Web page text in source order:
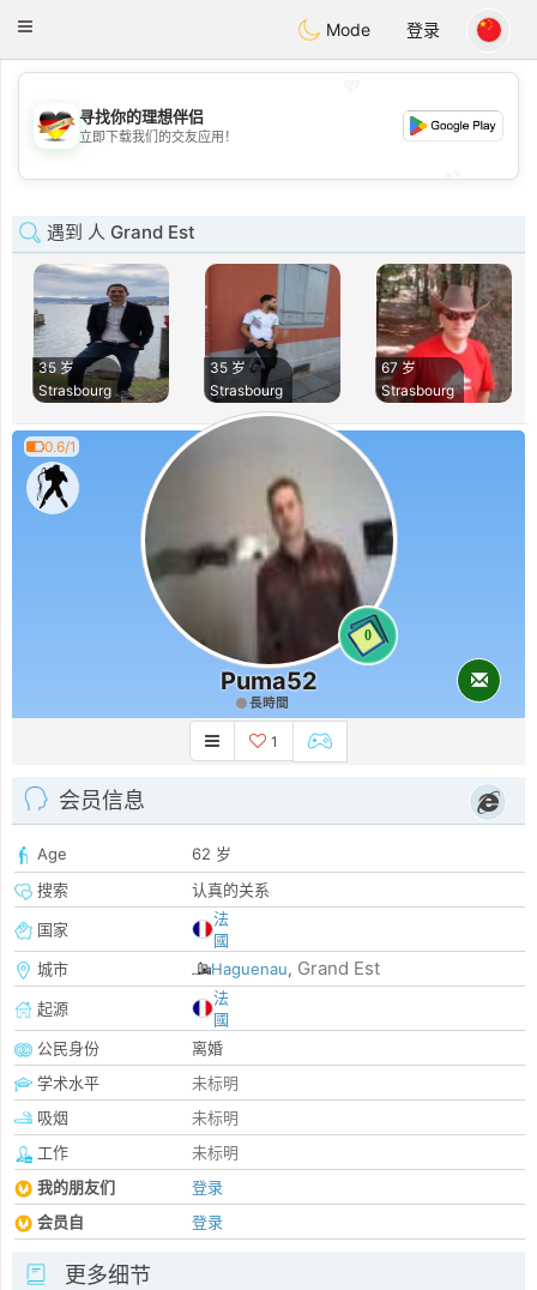
Dating
Toggle
Mode 登录
💖
💕
寻找你的理想伴侣
立即下载我们的交友应用！
遇到 人 Grand Est
35 岁
Strasbourg
35 岁
Strasbourg
67 岁
Strasbourg
0.6/1
0
Puma52
長時間
1
会员信息
Age
62 岁
搜索
认真的关系
国家
法
國
城市
Haguenau, Grand Est
起源
法
國
公民身份
离婚
学术水平
未标明
吸烟
未标明
工作
未标明
我的朋友们
登录
会员自
登录
更多细节